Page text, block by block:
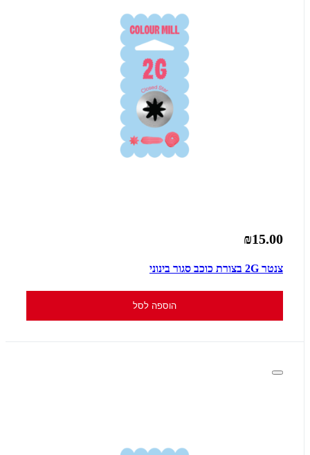
₪15.00
צנטר 2G בצורת כוכב סגור בינוני
הוספה לסל